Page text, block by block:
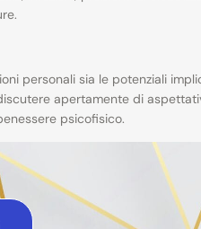
personali sia le potenziali
apertamente di
psicofisico.